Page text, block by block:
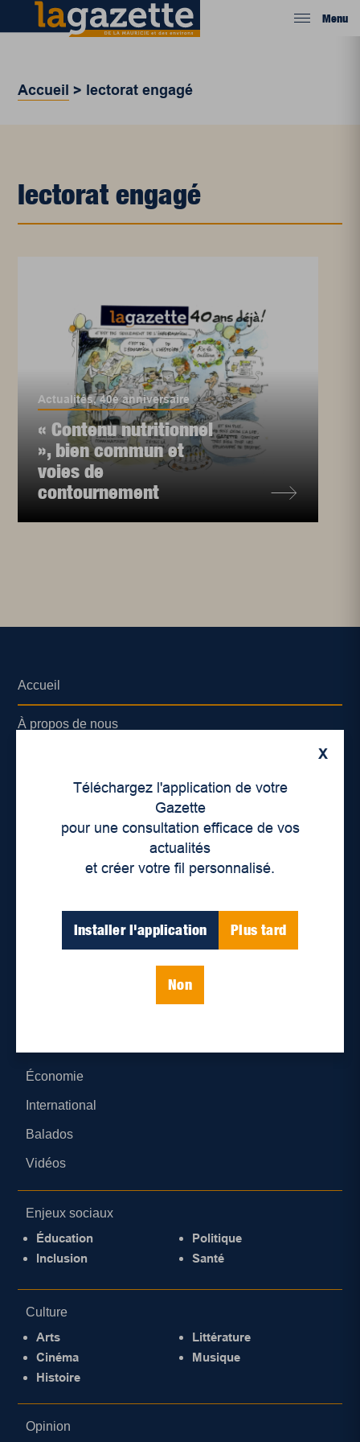
Menu
Accueil > lectorat engagé
lectorat engagé
Actualités,40e anniversaire
« Contenu nutritionnel
», bien commun et
voies de
contournement
X
Téléchargez l'application de votre
Gazette
pour une consultation efficace de vos
actualités
et créer votre fil personnalisé.
Installer l'application Plus tard
Non
Accueil
À propos de nous
Lieux de distribution
Économie
International
Balados
Vidéos
Enjeux sociaux
Éducation
Inclusion
Politique
Santé
Culture
Arts
Cinéma
Histoire
Littérature
Musique
Opinion